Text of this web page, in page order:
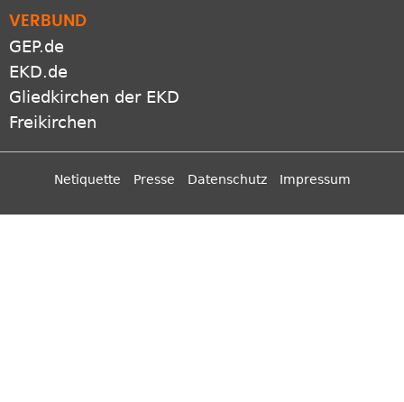
VERBUND
GEP.de
EKD.de
Gliedkirchen der EKD